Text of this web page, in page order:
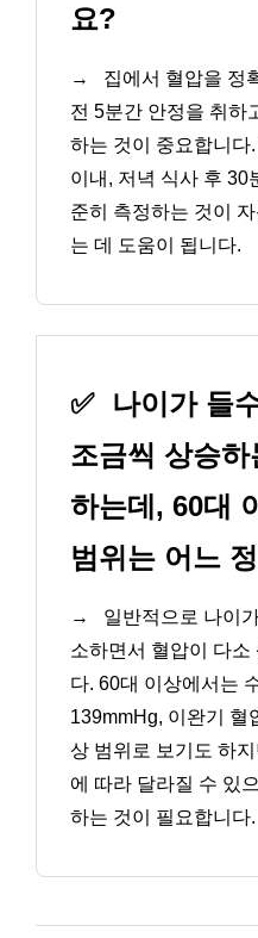
요?
→
집에서 혈압을 정
전 5분간 안정을 취하
하는 것이 중요합니다
이내, 저녁 식사 후 30
준히 측정하는 것이
는 데 도움이 됩니다.
✅
나이가 들
조금씩 상승
하는데, 60대
범위는 어느
→
일반적으로 나이
소하면서 혈압이 다소
다. 60대 이상에서는
139mmHg, 이완기 혈
상 범위로 보기도 하
에 따라 달라질 수 있
하는 것이 필요합니다.